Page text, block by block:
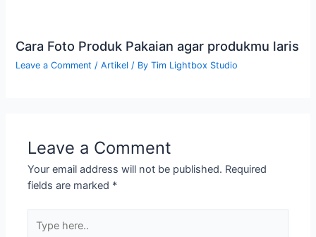
Cara Foto Produk Pakaian agar produkmu laris
Leave a Comment /Artikel / ByTim Lightbox Studio
Leave a Comment
Your email address will not be published. Required
fields are marked *
here..